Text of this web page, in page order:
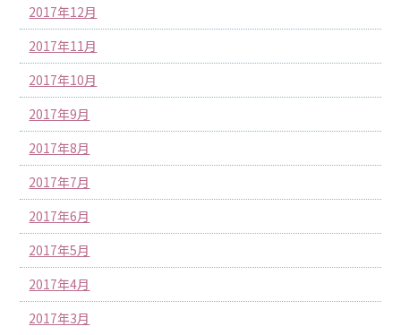
2017年12月
2017年11月
2017年10月
2017年9月
2017年8月
2017年7月
2017年6月
2017年5月
2017年4月
2017年3月